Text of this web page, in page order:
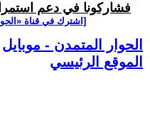
فشاركونا في دعم
[اشترك في قناة
الحوار المتمدن - موبايل
الموقع الرئيسي